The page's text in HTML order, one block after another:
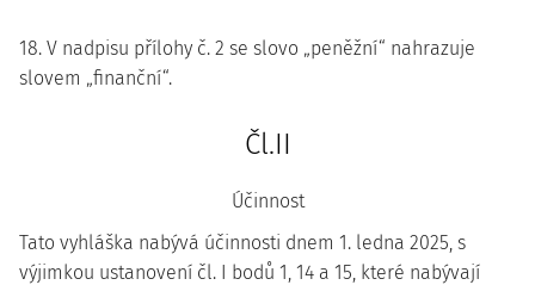
18. V nadpisu přílohy č. 2 se slovo „peněžní“ nahrazuje
slovem „finanční“.
Čl.II
Účinnost
Tato vyhláška nabývá účinnosti dnem 1. ledna 2025, s
výjimkou ustanovení čl. I bodů 1, 14 a 15, které nabývají